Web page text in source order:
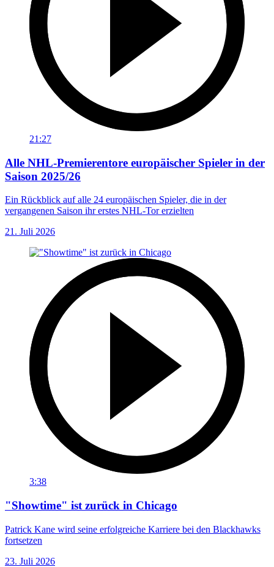
21:27
Alle NHL-Premierentore europäischer Spieler in der
Saison 2025/26
Ein Rückblick auf alle 24 europäischen Spieler, die in der
vergangenen Saison ihr erstes NHL-Tor erzielten
21. Juli 2026
3:38
"Showtime" ist zurück in Chicago
Patrick Kane wird seine erfolgreiche Karriere bei den Blackhawks
fortsetzen
23. Juli 2026